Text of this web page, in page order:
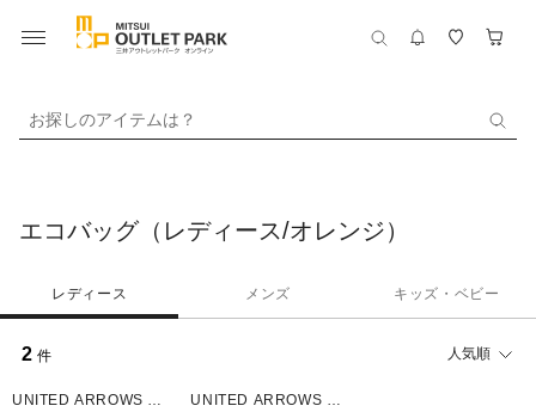
お探しのアイテムは？
エコバッグ（レディース/オレンジ）
レディース メンズ キッズ・ベビー
2 件 人気順
UNITED ARROWS O
UNITED ARROWS O